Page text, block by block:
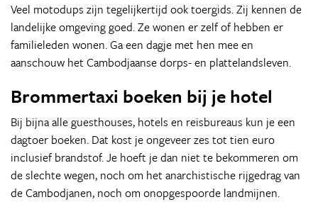
Veel motodups zijn tegelijkertijd ook toergids. Zij kennen de
landelijke omgeving goed. Ze wonen er zelf of hebben er
familieleden wonen. Ga een dagje met hen mee en
aanschouw het Cambodjaanse dorps- en plattelandsleven.
Brommertaxi boeken bij je hotel
Bij bijna alle guesthouses, hotels en reisbureaus kun je een
dagtoer boeken. Dat kost je ongeveer zes tot tien euro
inclusief brandstof. Je hoeft je dan niet te bekommeren om
de slechte wegen, noch om het anarchistische rijgedrag van
de Cambodjanen, noch om onopgespoorde landmijnen.